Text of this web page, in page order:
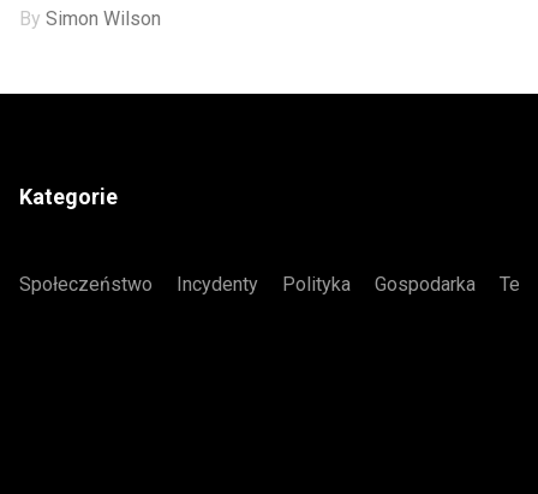
BySimon Wilson
Kategorie
Społeczeństwo Incydenty Polityka Gospodarka